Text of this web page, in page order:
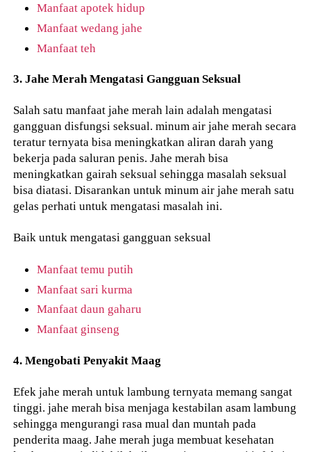
Manfaat apotek hidup
Manfaat wedang jahe
Manfaat teh
3. Jahe Merah Mengatasi Gangguan Seksual
Salah satu manfaat jahe merah lain adalah mengatasi
gangguan disfungsi seksual. minum air jahe merah secara
teratur ternyata bisa meningkatkan aliran darah yang
bekerja pada saluran penis. Jahe merah bisa
meningkatkan gairah seksual sehingga masalah seksual
bisa diatasi. Disarankan untuk minum air jahe merah satu
gelas perhati untuk mengatasi masalah ini.
Baik untuk mengatasi gangguan seksual
Manfaat temu putih
Manfaat sari kurma
Manfaat daun gaharu
Manfaat ginseng
4. Mengobati Penyakit Maag
Efek jahe merah untuk lambung ternyata memang sangat
tinggi. jahe merah bisa menjaga kestabilan asam lambung
sehingga mengurangi rasa mual dan muntah pada
penderita maag. Jahe merah juga membuat kesehatan